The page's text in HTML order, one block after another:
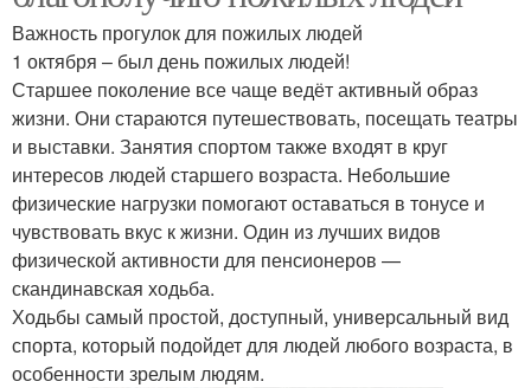
Важность прогулок для пожилых людей
1 октября – был день пожилых людей!
Старшее поколение все чаще ведёт активный образ
жизни. Они стараются путешествовать, посещать театры
и выставки. Занятия спортом также входят в круг
интересов людей старшего возраста. Небольшие
физические нагрузки помогают оставаться в тонусе и
чувствовать вкус к жизни. Один из лучших видов
физической активности для пенсионеров —
скандинавская ходьба.
Ходьбы самый простой, доступный, универсальный вид
спорта, который подойдет для людей любого возраста, в
особенности зрелым людям.